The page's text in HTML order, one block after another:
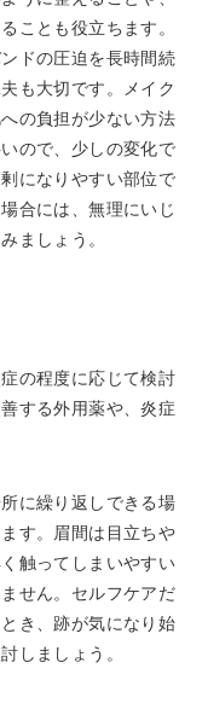
ことも役立ちます。
ドの圧迫を長時間続
も大切です。メイク
の負担が少ない方法
ので、少しの変化で
になりやすい部位で
合には、無理にいじ
ましょう。
の程度に応じて検討
する外用薬や、炎症
に繰り返しできる場
す。眉間は目立ちや
触ってしまいやすい
せん。セルフケアだ
き、跡が気になり始
しましょう。